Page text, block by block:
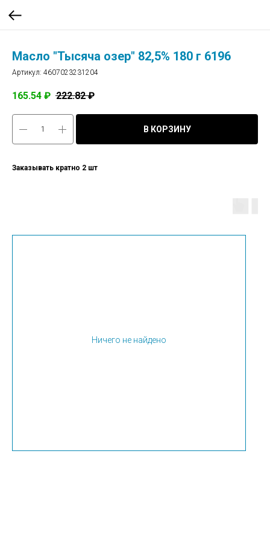
Масло "Тысяча озер" 82,5% 180 г 6196
Артикул: 4607023231204
165.54 ₽ 222.82 ₽
В КОРЗИНУ
Заказывать кратно 2 шт
Ничего не найдено